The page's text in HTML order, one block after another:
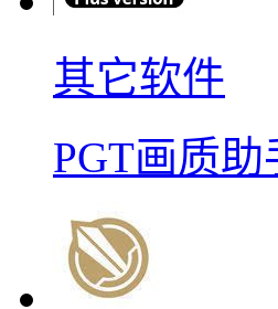
其它软件
PGT画质助